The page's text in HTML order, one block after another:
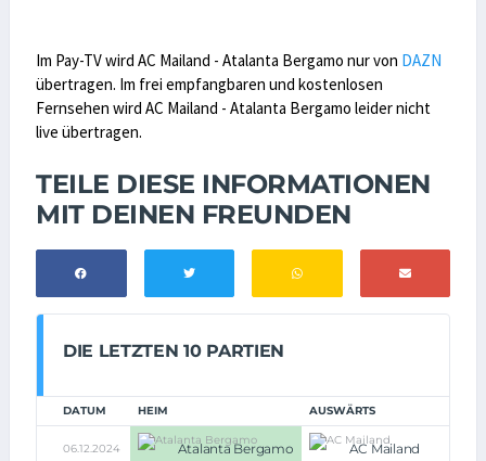
Im Pay-TV wird AC Mailand - Atalanta Bergamo nur von DAZN
übertragen. Im frei empfangbaren und kostenlosen
Fernsehen wird AC Mailand - Atalanta Bergamo leider nicht
live übertragen.
TEILE DIESE INFORMATIONEN
MIT DEINEN FREUNDEN
DIE LETZTEN 10 PARTIEN
DATUM HEIM AUSWÄRTS
06.12.2024 Atalanta Bergamo AC Mailand